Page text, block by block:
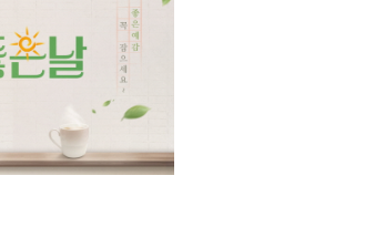
2026년 08월 07일(금)
2026년 08월 07일(금)
2026년 08월 07일(금)
2026년 08월 07일(금)
2026년 08월 07일(금)